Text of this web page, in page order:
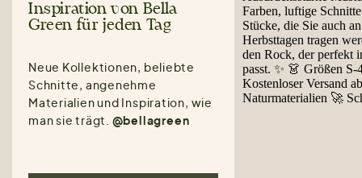
Inspiration von Bella
Green für jeden Tag
Neue Kollektionen, beliebte
Schnitte, angenehme
Materialien und Inspiration, wie
man sie trägt. @bellagreen